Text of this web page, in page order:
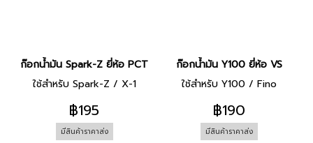
ก๊อกน้ำมัน Spark-Z ยี่ห้อ PCT
ใช้สำหรับ Spark-Z / X-1
฿195
มีสินค้าราคาส่ง
ก๊อกน้ำมัน Y100 ยี่ห้อ VS
ใช้สำหรับ Y100 / Fino
฿190
มีสินค้าราคาส่ง